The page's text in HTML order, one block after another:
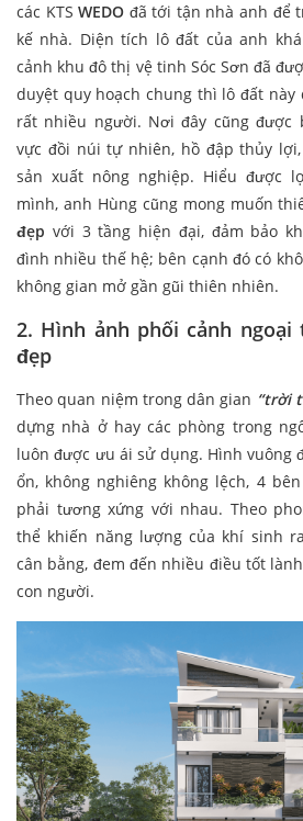
các KTSWEDO đã tới tận nhà anh để
kế nhà. Diện tích lô đất của anh
cảnh khu đô thị vệ tinh Sóc Sơn đã
duyệt quy hoạch chung thì lô đất
rất nhiều người. Nơi đây cũng được
vực đồi núi tự nhiên, hồ đập thủy
sản xuất nông nghiệp. Hiểu được
mình, anh Hùng cũng mong muốn
đẹp với 3 tầng hiện đại, đảm bảo
đình nhiều thế hệ; bên cạnh đó có
không gian mở gần gũi thiên nhiên.
2. Hình ảnh phối cảnh
đẹp
Theo quan niệm trong dân gian “trời
dựng nhà ở hay các phòng trong
luôn được ưu ái sử dụng. Hình vuông
ổn, không nghiêng không lệch, 4
phải tương xứng với nhau. Theo
thể khiến năng lượng của khí sinh
cân bằng, đem đến nhiều điều tốt
con người.